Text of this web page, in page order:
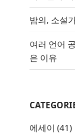
밤의, 소설
여러 언어
은 이유
에세이 (41)